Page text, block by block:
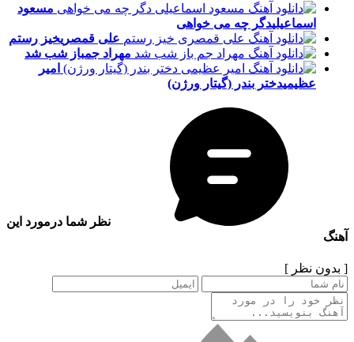
مسعود
اسماعیلیدگر چه می خواهی
علی قمصریخیز رستم
مهراد جمباز شب شد
امیر
عظیمیدختر بندر (گیتار ورژن)
نظر شما درمورد این
آهنگ
[ بدون نظر ]